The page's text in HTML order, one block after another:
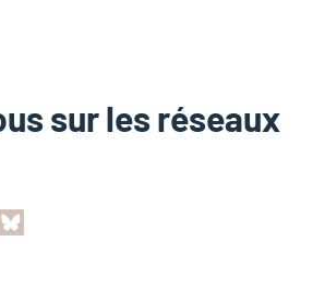
sur les réseaux